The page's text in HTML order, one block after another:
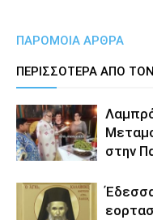
ΠΑΡΟΜΟΙΑ ΑΡΘΡΑ
ΠΕΡΙΣΣΟΤΕΡΑ ΑΠΟ
στην